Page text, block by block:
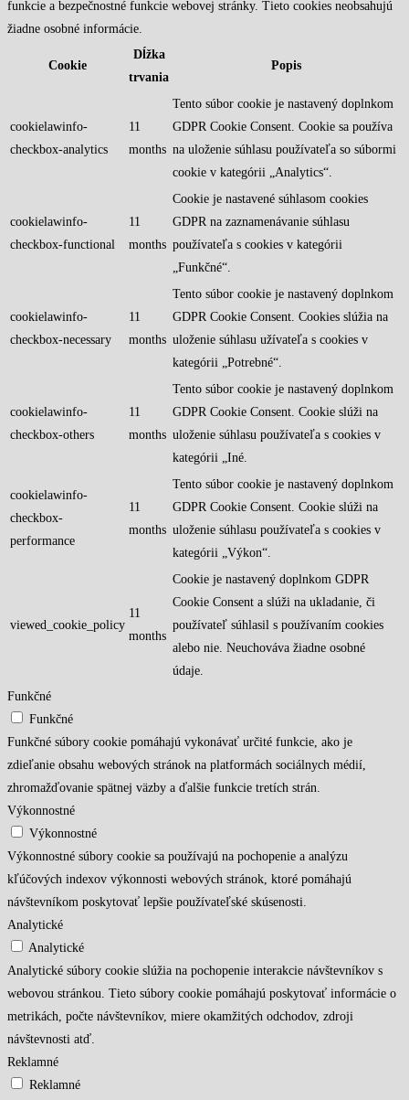
funkcie a bezpečnostné funkcie webovej stránky. Tieto cookies neobsahujú
žiadne osobné informácie.
Cookie
Dĺžka
trvania
Popis
cookielawinfo-
checkbox-analytics
11
months
Tento súbor cookie je nastavený doplnkom
GDPR Cookie Consent. Cookie sa používa
na uloženie súhlasu používateľa so súbormi
cookie v kategórii „Analytics“.
cookielawinfo-
checkbox-functional
11
months
Cookie je nastavené súhlasom cookies
GDPR na zaznamenávanie súhlasu
používateľa s cookies v kategórii
„Funkčné“.
cookielawinfo-
checkbox-necessary
11
months
Tento súbor cookie je nastavený doplnkom
GDPR Cookie Consent. Cookies slúžia na
uloženie súhlasu užívateľa s cookies v
kategórii „Potrebné“.
cookielawinfo-
checkbox-others
11
months
Tento súbor cookie je nastavený doplnkom
GDPR Cookie Consent. Cookie slúži na
uloženie súhlasu používateľa s cookies v
kategórii „Iné.
cookielawinfo-
checkbox-
performance
11
months
Tento súbor cookie je nastavený doplnkom
GDPR Cookie Consent. Cookie slúži na
uloženie súhlasu používateľa s cookies v
kategórii „Výkon“.
viewed_cookie_policy
11
months
Cookie je nastavený doplnkom GDPR
Cookie Consent a slúži na ukladanie, či
používateľ súhlasil s používaním cookies
alebo nie. Neuchováva žiadne osobné
údaje.
Funkčné
Funkčné
Funkčné súbory cookie pomáhajú vykonávať určité funkcie, ako je
zdieľanie obsahu webových stránok na platformách sociálnych médií,
zhromažďovanie spätnej väzby a ďalšie funkcie tretích strán.
Výkonnostné
Výkonnostné
Výkonnostné súbory cookie sa používajú na pochopenie a analýzu
kľúčových indexov výkonnosti webových stránok, ktoré pomáhajú
návštevníkom poskytovať lepšie používateľské skúsenosti.
Analytické
Analytické
Analytické súbory cookie slúžia na pochopenie interakcie návštevníkov s
webovou stránkou. Tieto súbory cookie pomáhajú poskytovať informácie o
metrikách, počte návštevníkov, miere okamžitých odchodov, zdroji
návštevnosti atď.
Reklamné
Reklamné